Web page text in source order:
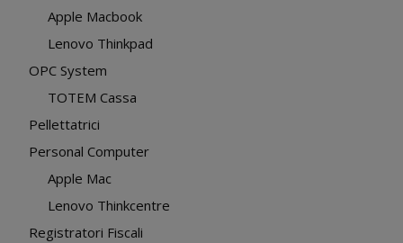
Apple Macbook
Lenovo Thinkpad
OPC System
TOTEM Cassa
Pellettatrici
Personal Computer
Apple Mac
Lenovo Thinkcentre
Registratori Fiscali